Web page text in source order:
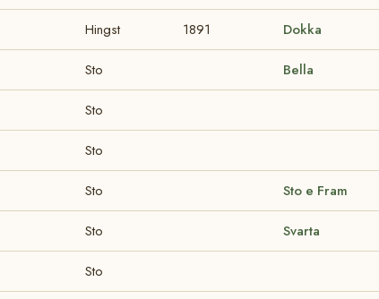
Hingst 1891 Dokka
Sto Bella
Sto
Sto
Sto Sto e Fram
Sto Svarta
Sto